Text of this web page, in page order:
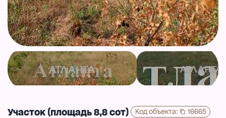
Участок (площадь 8,8 сот) Код объекта: 16665